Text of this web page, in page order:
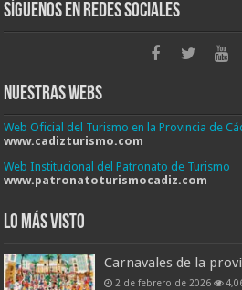
Síguenos en Redes Sociales
Nuestras Webs
Web Oficial del Turismo en la Provincia de
www.cadizturismo.com
Web Institucional del Patronato de Turismo
www.patronatoturismocadiz.com
Lo más visto
Carnavales de la
2 de febrero de 2026